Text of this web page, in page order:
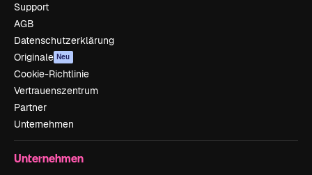
Support
AGB
Datenschutzerklärung
Originale Neu
Cookie-Richtlinie
Vertrauenszentrum
Partner
Unternehmen
Unternehmen